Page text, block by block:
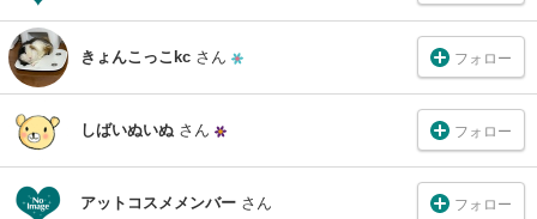
きょんこっこkc さん フォロー
しばいぬいぬ さん フォロー
アットコスメメンバー さん フォロー